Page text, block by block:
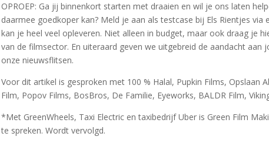
OPROEP: Ga jij binnenkort starten met draaien en wil je ons laten
daarmee goedkoper kan? Meld je aan als testcase bij Els Rientjes
kan je heel veel opleveren. Niet alleen in budget, maar ook draag je
van de filmsector. En uiteraard geven we uitgebreid de aandacht
onze nieuwsflitsen.
Voor dit artikel is gesproken met 100 % Halal, Pupkin Films, Opslaan
Film, Popov Films, BosBros, De Familie, Eyeworks, BALDR Film,
*Met GreenWheels, Taxi Electric en taxibedrijf Uber is Green Film
te spreken. Wordt vervolgd.